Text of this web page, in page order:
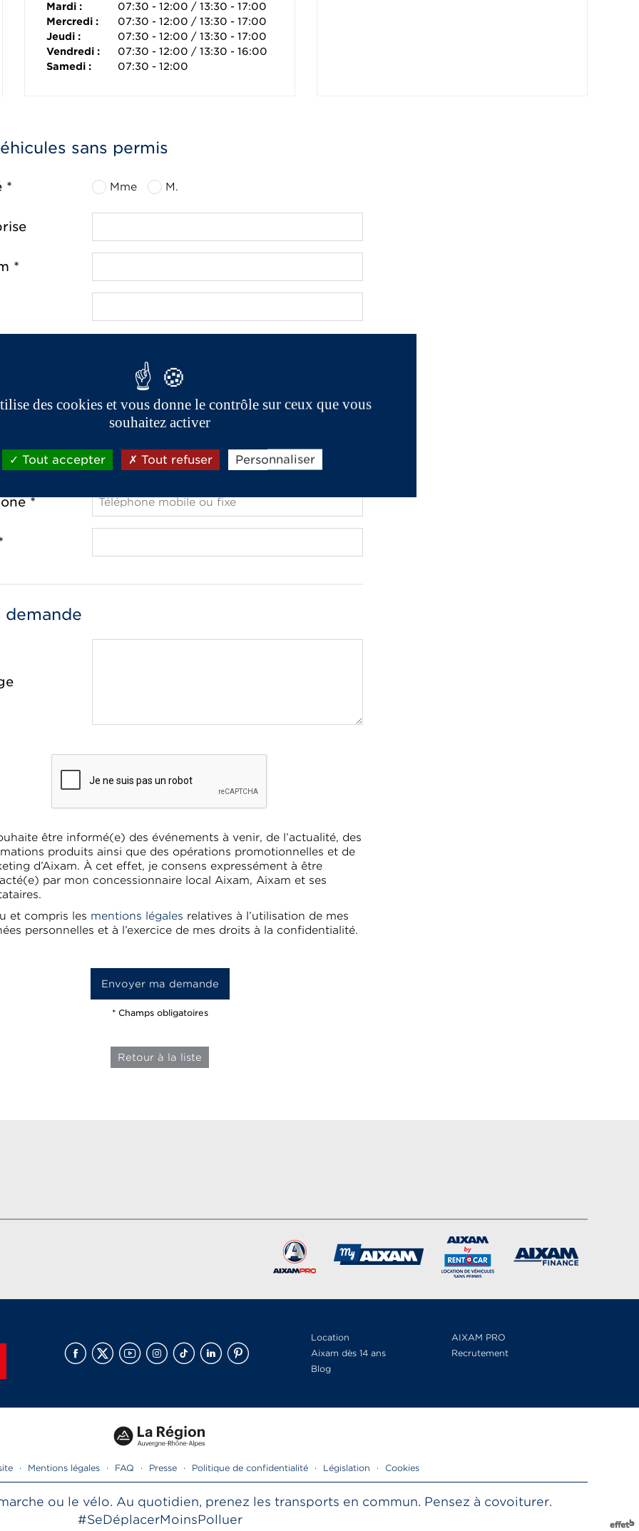
Mardi :
07:30 - 12:00 / 13:30 - 17:00
Mercredi :
07:30 - 12:00 / 13:30 - 17:00
Jeudi :
07:30 - 12:00 / 13:30 - 17:00
Vendredi :
07:30 - 12:00 / 13:30 - 16:00
Samedi :
07:30 - 12:00
sans permis
* Mme M.
*
*
*
demande
être informé(e) des événements à venir, de l’actualité, des
produits ainsi que des opérations promotionnelles et de
d’Aixam. À cet effet, je consens expressément à être
par mon concessionnaire local Aixam, Aixam et ses
et compris les mentions légales relatives à l’utilisation de mes
personnelles et à l’exercice de mes droits à la confidentialité.
* Champs obligatoires
Retour à la liste
Location
AIXAM PRO
Aixam dès 14 ans
Recrutement
Blog
· Mentions légales · FAQ · Presse · Politique de confidentialité · Législation · Cookies
ou le vélo. Au quotidien, prenez les transports en commun. Pensez à covoiturer.
#SeDéplacerMoinsPolluer
des cookies et vous donne le contrôle sur ceux que vous
souhaitez activer
Tout accepter Tout refuser Personnaliser